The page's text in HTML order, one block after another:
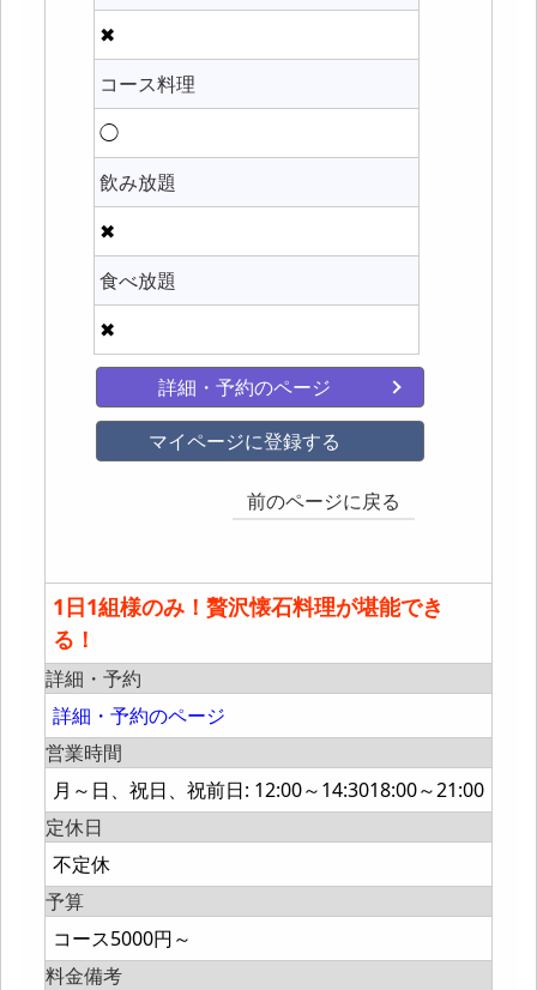
✖
コース料理
◯
飲み放題
✖
食べ放題
✖
詳細・予約のページ
マイページに登録する
前のページに戻る
1日1組様のみ！贅沢懐石料理が堪能でき
る！
詳細・予約
詳細・予約のページ
営業時間
月～日、祝日、祝前日: 12:00～14:3018:00～21:00
定休日
不定休
予算
コース5000円～
料金備考